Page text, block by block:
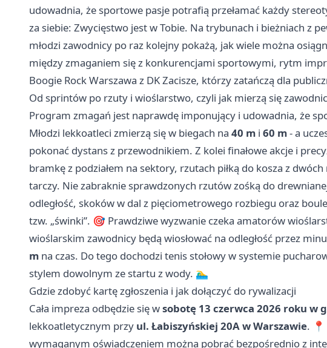
udowadnia, że sportowe pasje potrafią przełamać każdy
za siebie: Zwycięstwo jest w Tobie. Na trybunach i bieżniach z
młodzi zawodnicy po raz kolejny pokażą, jak wiele można
między zmaganiem się z konkurencjami sportowymi, rytm
Boogie Rock Warszawa z DK Zacisze, którzy zatańczą dla
Od sprintów po rzuty i wioślarstwo, czyli jak mierzą się
Program zmagań jest naprawdę imponujący i udowadnia, że
Młodzi lekkoatleci zmierzą się w biegach na 40 m i 60 m- a
pokonać dystans z przewodnikiem. Z kolei finałowe akcje i
bramkę z podziałem na sektory, rzutach piłką do kosza z
tarczy. Nie zabraknie sprawdzonych rzutów zośką do
odległość, skoków w dal z pięciometrowego rozbiegu oraz
tzw. „świnki”. 🎯 Prawdziwe wyzwanie czeka amatorów
wioślarskim zawodnicy będą wiosłować na odległość przez
m na czas. Do tego dochodzi tenis stołowy w systemie
stylem dowolnym ze startu z wody. 🏊‍♂️
Gdzie zdobyć kartę zgłoszenia i jak dołączyć do rywalizacji
Cała impreza odbędzie się wsobotę 13 czerwca 2026 roku w
lekkoatletycznym przy ul. Łabiszyńskiej 20A w Warszawie. 📍
wymaganym oświadczeniem można pobrać bezpośrednio z